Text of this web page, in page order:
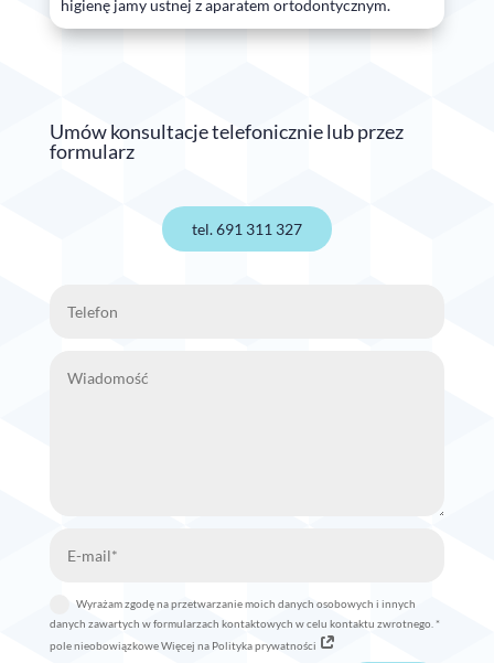
higienę jamy ustnej z aparatem ortodontycznym.
Umów konsultacje telefonicznie lub przez
formularz
tel. 691 311 327
Wyrażam zgodę na przetwarzanie moich danych osobowych i innych
danych zawartych w formularzach kontaktowych w celu kontaktu zwrotnego. *
pole nieobowiązkowe Więcej na Polityka prywatności